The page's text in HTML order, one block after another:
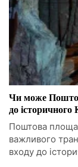
Чи може
до історичного
Поштова площа
важливого
входу до